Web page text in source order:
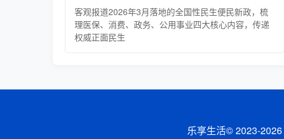
客观报道2026年3月落地的全国性民生便民新政，梳
理医保、消费、政务、公用事业四大核心内容，传递
权威正面民生
乐享生活© 2023-2026